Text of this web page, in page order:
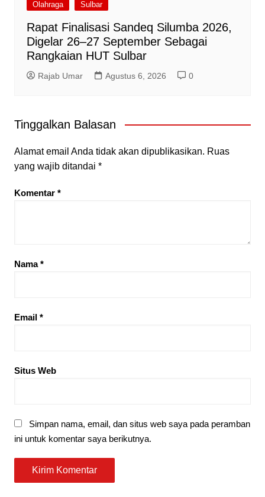
Olahraga Sulbar
Rapat Finalisasi Sandeq Silumba 2026,
Digelar 26–27 September Sebagai
Rangkaian HUT Sulbar
Rajab Umar Agustus 6, 2026 0
Tinggalkan Balasan
Alamat email Anda tidak akan dipublikasikan. Ruas
yang wajib ditandai *
Komentar *
Nama*
Email *
Situs Web
Simpan nama, email, dan situs web saya pada peramban
ini untuk komentar saya berikutnya.